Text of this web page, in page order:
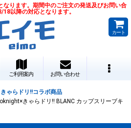
ります。期間中のご注文の発送及びお問い合
18以降の対応となります。
カート
ご利用案内 お問い合わせ
きゃらドリ!!コラボ商品
きゃらドリ!! BLANC カップスリーブキ